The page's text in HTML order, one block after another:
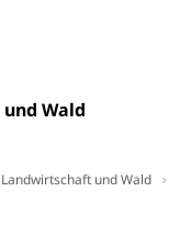
Wald
Landwirtschaft und Wald
(EL)
(WAS
mit
Bibliotheken